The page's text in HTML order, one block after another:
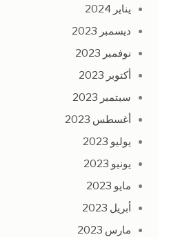
يناير 2024
ديسمبر 2023
نوفمبر 2023
أكتوبر 2023
سبتمبر 2023
أغسطس 2023
يوليو 2023
يونيو 2023
مايو 2023
أبريل 2023
مارس 2023